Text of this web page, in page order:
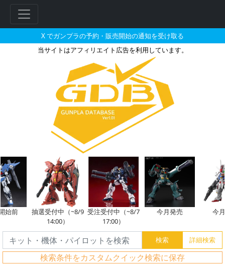
X でガンプラの予約・販売開始の通知を受け取る
当サイトはアフィリエイト広告を利用しています。
カオスガンダムのガンプラの販
前
抽選受付中（~8/9
14:00）
受注受付中（~8/7
17:00）
今月発売 今
検索条件をカスタムクイック検索に保存
リ
ー
ワ
ー
ド
検
索